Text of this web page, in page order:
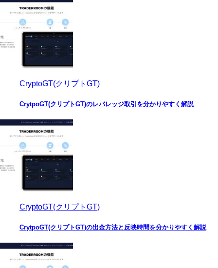
CryptoGT(クリプトGT)
CrytpoGT(クリプトGT)のレバレッジ取引を分かりやすく解説
CryptoGT(クリプトGT)
CrytpoGT(クリプトGT)の出金方法と反映時間を分かりやすく解説